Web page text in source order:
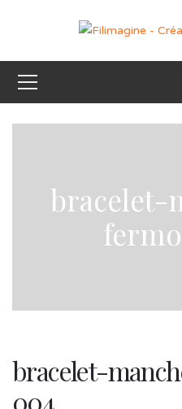
bracelet-
bracelet-
004